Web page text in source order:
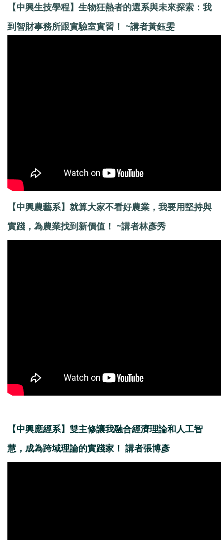
【中興生技學程】生物狂熱者的選系與未來探索：我
到智財事務所跟實驗室實習！ ~講者黃鈺雯
【中興農藝系】就算大家不看好農業，我要用堅持與
實踐，為農業找到新價值！ ~講者林彥秀
【中興應經系】雙主修讓我融合經濟理論和人工智
慧，成為跨域理論的實踐家！ 講者張博彥